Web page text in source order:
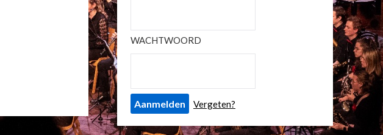
WACHTWOORD
Vergeten?